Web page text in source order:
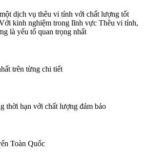
dịch vụ thêu vi tính với chất lượng tốt
kinh nghiệm trong lĩnh vực Thêu vi tính,
là yếu tố quan trọng nhất
trên từng chi tiết
thời hạn với chất lượng đảm bảo
Toàn Quốc